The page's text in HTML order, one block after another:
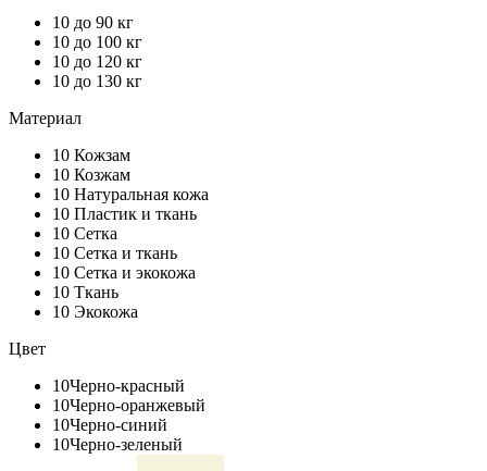
10 до 90 кг
10 до 100 кг
10 до 120 кг
10 до 130 кг
Материал
10 Кожзам
10 Козжам
10 Натуральная кожа
10 Пластик и ткань
10 Сетка
10 Сетка и ткань
10 Сетка и экокожа
10 Ткань
10 Экокожа
Цвет
10Черно-красный
10Черно-оранжевый
10Черно-синий
10Черно-зеленый